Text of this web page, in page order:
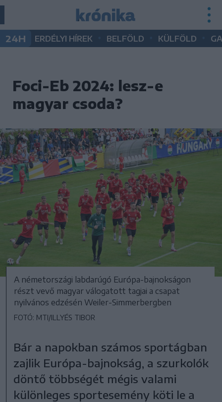
24H ERDÉLYI HÍREK BELFÖLD KÜLFÖLD
Foci-Eb 2024: lesz-e
magyar csoda?
A németországi labdarúgó Európa-bajnokságon
részt vevő magyar válogatott tagjai a csapat
nyilvános edzésén Weiler-Simmerbergben
FOTÓ: MTI/ILLYÉS TIBOR
Bár a napokban számos sportágban
zajlik Európa-bajnokság, a szurkolók
döntő többségét mégis valami
különleges sportesemény köti le a